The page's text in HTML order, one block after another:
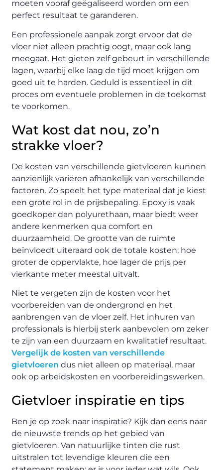
moeten vooraf geëgaliseerd worden om een
perfect resultaat te garanderen.
Een professionele aanpak zorgt ervoor dat de
vloer niet alleen prachtig oogt, maar ook lang
meegaat. Het gieten zelf gebeurt in verschillende
lagen, waarbij elke laag de tijd moet krijgen om
goed uit te harden. Geduld is essentieel in dit
proces om eventuele problemen in de toekomst
te voorkomen.
Wat kost dat nou, zo’n
strakke vloer?
De kosten van verschillende gietvloeren kunnen
aanzienlijk variëren afhankelijk van verschillende
factoren. Zo speelt het type materiaal dat je kiest
een grote rol in de prijsbepaling. Epoxy is vaak
goedkoper dan polyurethaan, maar biedt weer
andere kenmerken qua comfort en
duurzaamheid. De grootte van de ruimte
beïnvloedt uiteraard ook de totale kosten; hoe
groter de oppervlakte, hoe lager de prijs per
vierkante meter meestal uitvalt.
Niet te vergeten zijn de kosten voor het
voorbereiden van de ondergrond en het
aanbrengen van de vloer zelf. Het inhuren van
professionals is hierbij sterk aanbevolen om zeker
te zijn van een duurzaam en kwalitatief resultaat.
Vergelijk de kosten van verschillende
gietvloeren dus niet alleen op materiaal, maar
ook op arbeidskosten en voorbereidingswerken.
Gietvloer inspiratie en tips
Ben je op zoek naar inspiratie? Kijk dan eens naar
de nieuwste trends op het gebied van
gietvloeren. Van natuurlijke tinten die rust
uitstralen tot levendige kleuren die een